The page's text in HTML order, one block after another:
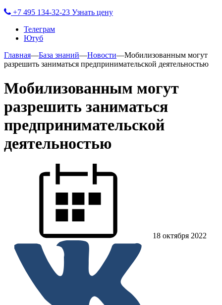
+7 495 134-32-23 Узнать цену
Телеграм
Ютуб
Главная—База знаний—Новости—Мобилизованным могут
разрешить заниматься предпринимательской деятельностью
Мобилизованным могут
разрешить заниматься
предпринимательской
деятельностью
18 октября 2022